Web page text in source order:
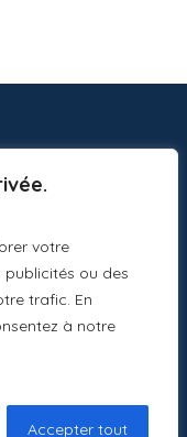
votre
ou des
trafic. En
à notre
Accepter tout
sont réservés